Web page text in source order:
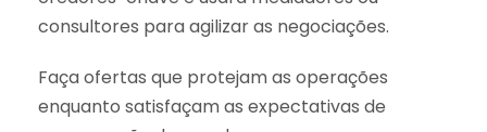
consultores para agilizar as negociações.
Faça ofertas que protejam as operações
enquanto satisfaçam as expectativas de